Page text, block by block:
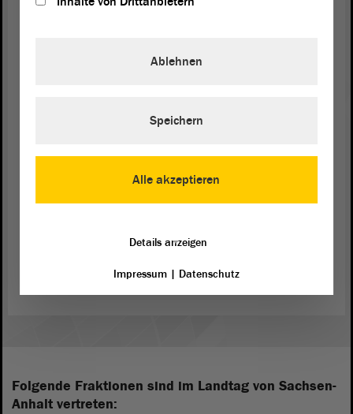
kann.
Zurück zur Landtagssitzung
Folgende Fraktionen sind im Landtag von Sachsen-
Anhalt vertreten:
Alle akzeptieren
Ablehnen
Speichern
Details anzeigen
Impressum| Datenschutz